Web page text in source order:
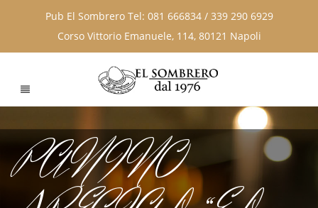
Pub El Sombrero Tel: 081 666834 / 339 290 6929
Corso Vittorio Emanuele, 114, 80121 Napoli
PANINO